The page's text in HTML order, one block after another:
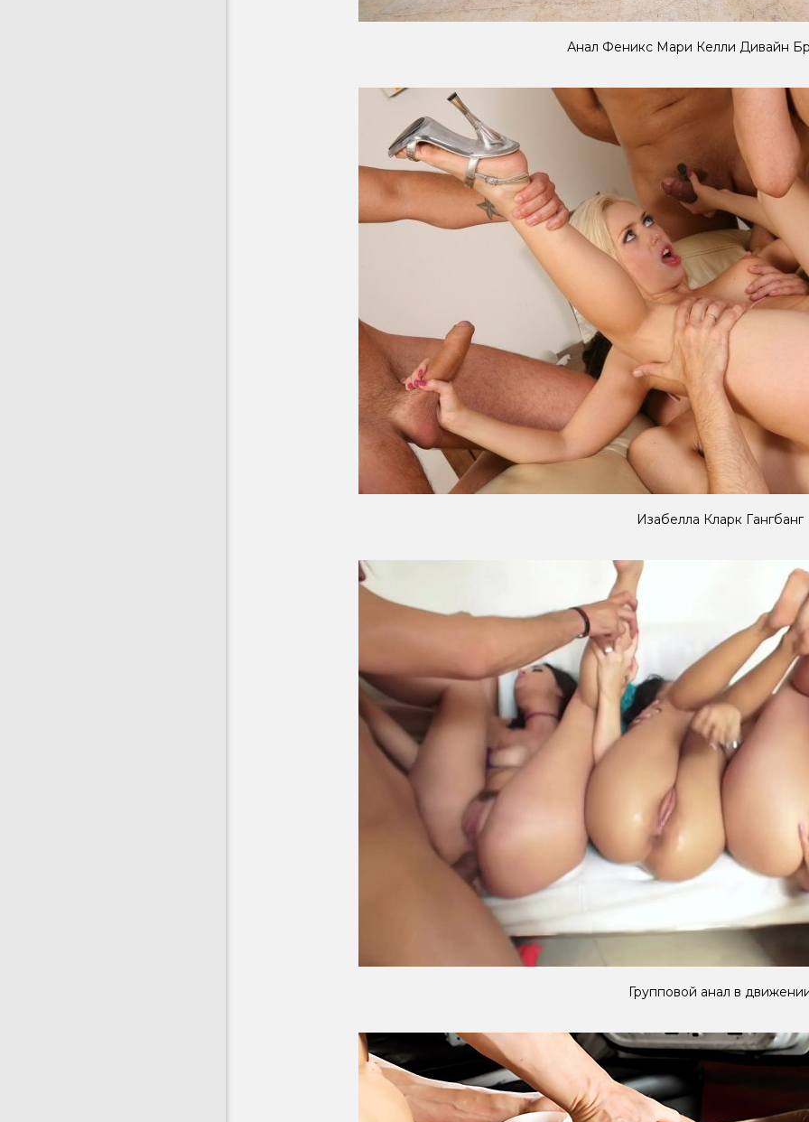
Анал Феникс Мари Келли Дивайн
Изабелла Кларк Гангбанг
Групповой анал в